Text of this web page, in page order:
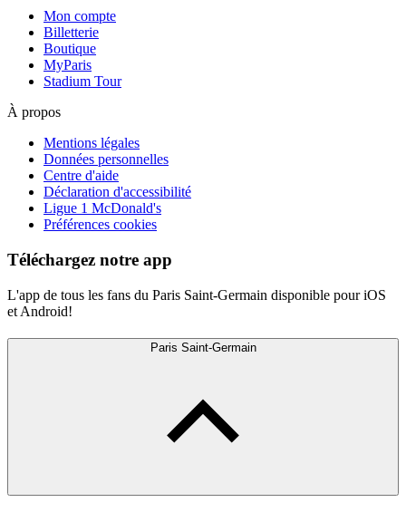
Mon compte
Billetterie
Boutique
MyParis
Stadium Tour
À propos
Mentions légales
Données personnelles
Centre d'aide
Déclaration d'accessibilité
Ligue 1 McDonald's
Préférences cookies
Téléchargez notre app
L'app de tous les fans du Paris Saint-Germain disponible pour iOS
et Android!
Paris Saint-Germain